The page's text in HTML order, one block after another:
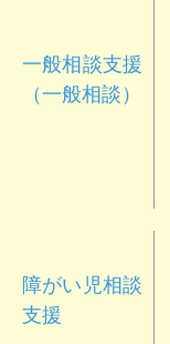
一般相談支援
（一般相談）
障がい児相談
支援